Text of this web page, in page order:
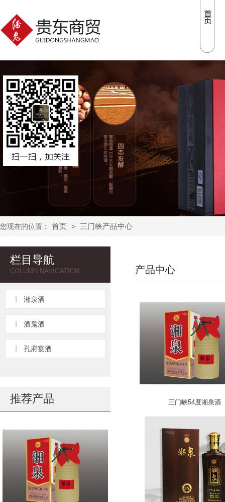
您现在的位置： 首页 > 三门峡产品中心
栏目导航
COLUMN NAVIGATION
湘泉酒
酒鬼酒
孔府宴酒
推荐产品
产品中心
三门峡54度湘泉酒